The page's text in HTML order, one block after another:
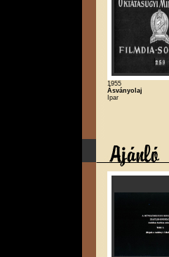
1955
Ásványolaj
Ipar